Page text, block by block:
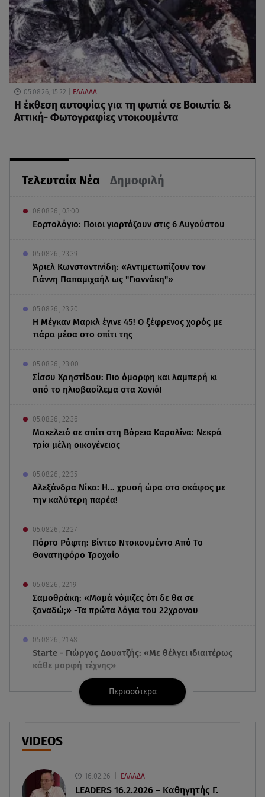
Τελευταία Νέα Δημοφιλή
06.08.26 , 03:00
Εορτολόγιο: Ποιοι γιορτάζουν στις 6 Αυγούστου
05.08.26 , 23:39
Άριελ Κωνσταντινίδη: «Αντιμετωπίζουν τον
Γιάννη Παπαμιχαήλ ως "Γιαννάκη"»
05.08.26 , 23:20
Η Μέγκαν Μαρκλ έγινε 45! Ο ξέφρενος χορός με
τιάρα μέσα στο σπίτι της
05.08.26 , 23:00
Σίσσυ Χρηστίδου: Πιο όμορφη και λαμπερή κι
από το ηλιοβασίλεμα στα Χανιά!
05.08.26 , 22:36
Μακελειό σε σπίτι στη Βόρεια Καρολίνα: Νεκρά
τρία μέλη οικογένειας
05.08.26 , 22:35
Αλεξάνδρα Νίκα: Η... χρυσή ώρα στο σκάφος με
την καλύτερη παρέα!
05.08.26 , 22:27
Πόρτο Ράφτη: Bίντεο Ντοκουμέντο Από Το
Θανατηφόρο Τροχαίο
05.08.26 , 22:19
Σαμοθράκη: «Μαμά νόμιζες ότι δε θα σε
ξαναδώ;» -Τα πρώτα λόγια του 22χρονου
05.08.26 , 21:48
Starte - Γιώργος Δουατζής: «Με θέλγει ιδιαιτέρως
κάθε μορφή τέχνης»
05.08.26 , 21:41
«Στην κόψη του ξυραφιού» οι συνομιλίες ΗΠΑ –
Ιράν
05.08.26 , 21:22
«Oνειρευόμουν έναν άντρα σαν εσένα»
Περισσότερα
VIDEOS
16.02.26 ΕΛΛΑΔΑ
LEADERS 16.2.2026 – Καθηγητής Γ.
05.08.26, 15:22 ΕΛΛΑΔΑ
Η έκθεση αυτοψίας για τη φωτιά σε Βοιωτία &
Αττική- Φωτογραφίες ντοκουμέντα